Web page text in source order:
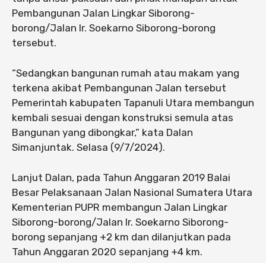
Pembangunan Jalan Lingkar Siborong-
borong/Jalan Ir. Soekarno Siborong-borong
tersebut.
“Sedangkan bangunan rumah atau makam yang
terkena akibat Pembangunan Jalan tersebut
Pemerintah kabupaten Tapanuli Utara membangun
kembali sesuai dengan konstruksi semula atas
Bangunan yang dibongkar,” kata Dalan
Simanjuntak. Selasa (9/7/2024).
Lanjut Dalan, pada Tahun Anggaran 2019 Balai
Besar Pelaksanaan Jalan Nasional Sumatera Utara
Kementerian PUPR membangun Jalan Lingkar
Siborong-borong/Jalan Ir. Soekarno Siborong-
borong sepanjang +2 km dan dilanjutkan pada
Tahun Anggaran 2020 sepanjang +4 km.